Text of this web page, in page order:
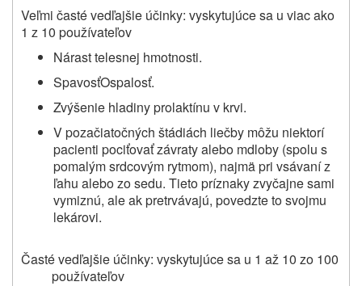
Veľmi časté vedľajšie účinky: vyskytujúce sa u viac ako
1 z 10 používateľov
Nárast telesnej hmotnosti.
SpavosťOspalosť.
Zvýšenie hladiny prolaktínu v krvi.
V pozačiatočných štádiách liečby môžu niektorí
pacienti pociťovať závraty alebo mdloby (spolu s
pomalým srdcovým rytmom), najmä pri vsávaní z
ľahu alebo zo sedu. Tieto príznaky zvyčajne sami
vymiznú, ale ak pretrvávajú, povedzte to svojmu
lekárovi.
Časté vedľajšie účinky: vyskytujúce sa u 1 až 10 zo 100
používateľov